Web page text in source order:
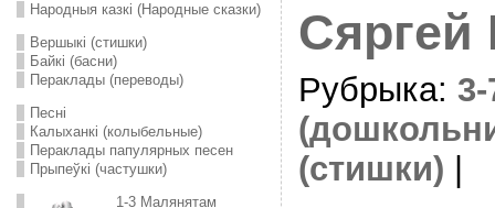
Народныя казкі (Народные сказки)
Вершыкі (стишки)
Байкі (басни)
Пераклады (переводы)
Песні
Калыханкі (колыбельные)
Пераклады папулярных песен
Прыпеўкі (частушки)
1-3 Малянятам
Сяргей
Рубрыка:
(стишки)